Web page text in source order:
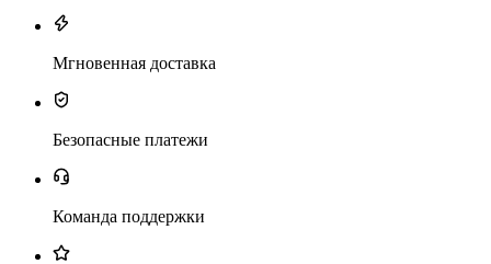
Мгновенная доставка
Безопасные платежи
Команда поддержки